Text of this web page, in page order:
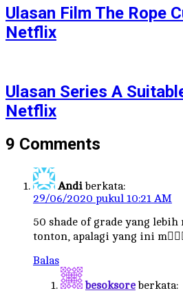
Ulasan Film The Rope
Netflix
Ulasan Series A
Netflix
9 Comments
Andi berkata:
29/06/2020 pukul 10:21 AM
50 shade of grade yang lebih
tonton, apalagi yang ini
Balas
besoksore berkata: